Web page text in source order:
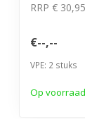
RRP € 30,95
€--,--
VPE: 2 stuks
Op voorraad